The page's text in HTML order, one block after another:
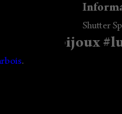
#bijoux
.
Shutter